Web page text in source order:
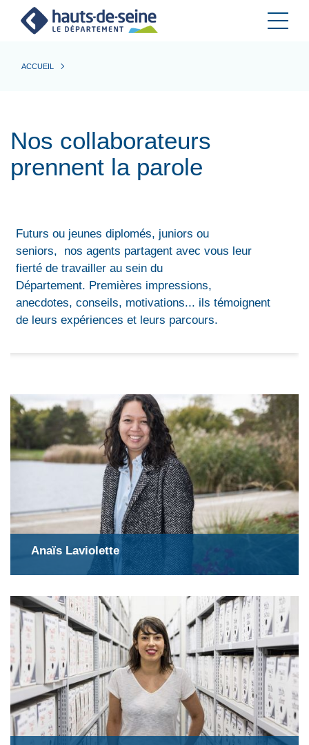
ACCUEIL
Nos collaborateurs
prennent la parole
Futurs ou jeunes diplomés, juniors ou
seniors, nos agents partagent avec vous leur
fierté de travailler au sein du
Département. Premières impressions,
anecdotes, conseils, motivations... ils témoignent
de leurs expériences et leurs parcours.
Anaïs Laviolette
Cookies et traceurs utilisés sur ce site.